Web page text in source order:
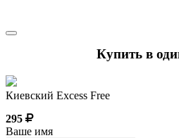
Купить в
Киевский Excess Free
295
Ваше имя